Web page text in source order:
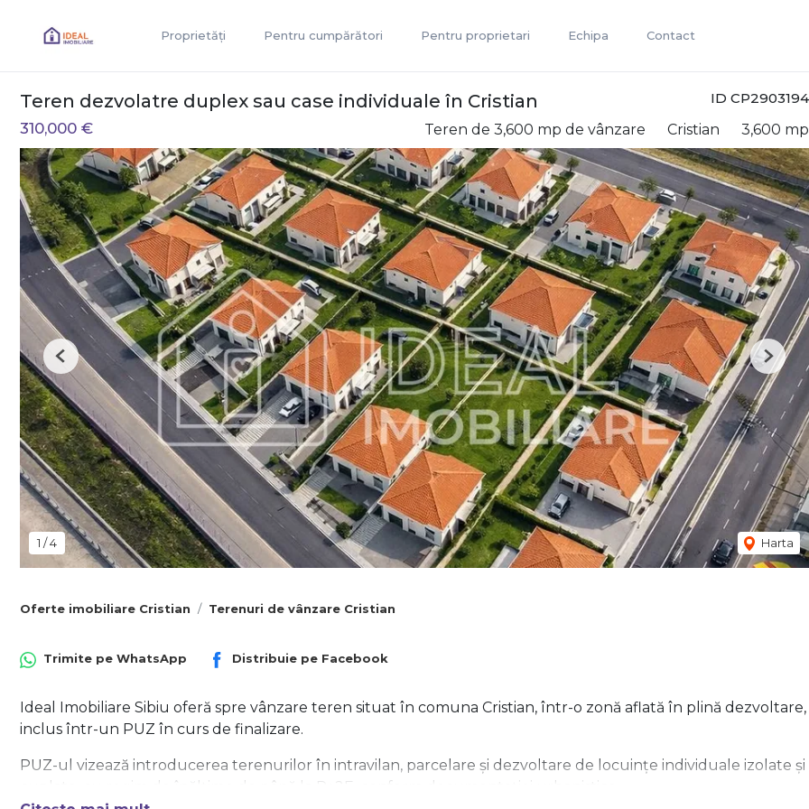
Proprietăți Pentru cumpărători Pentru proprietari Echipa Contact
ID CP2903194
Teren dezvolatre duplex sau case individuale în Cristian
310,000 € Teren de 3,600 mp de vânzare Cristian 3,600 mp
1 /4 Harta
Previous Next
Oferte imobiliare Cristian Terenuri de vânzare Cristian
Trimite pe WhatsApp Distribuie pe Facebook
Ideal Imobiliare Sibiu oferă spre vânzare teren situat în comuna Cristian, într-o zonă aflată în plină dezvoltare,
inclus într-un PUZ în curs de finalizare.
PUZ-ul vizează introducerea terenurilor în intravilan, parcelare și dezvoltare de locuințe individuale izolate și
cuplate, cu regim de înălțime de până la P+2E, conform documentației urbanistice.